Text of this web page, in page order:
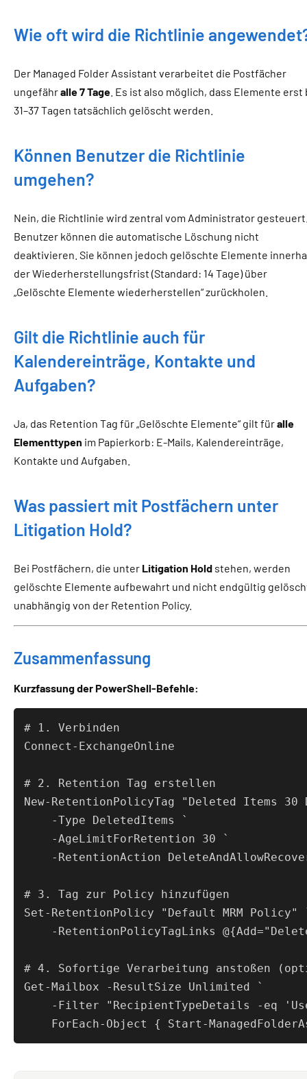
Wie oft wird die Richtlinie
Der Managed Folder Assistant verarbeitet die Postfächer
ungefähralle 7 Tage . Es ist also möglich, dass Elemente erst
31–37 Tagen tatsächlich gelöscht werden.
Können Benutzer die Richtlinie
umgehen?
Nein, die Richtlinie wird zentral vom Administrator
Benutzer können die automatische Löschung nicht
deaktivieren. Sie können jedoch gelöschte Elemente
der Wiederherstellungsfrist (Standard: 14 Tage) über
„Gelöschte Elemente wiederherstellen“ zurückholen.
Gilt die Richtlinie auch für
Kalendereinträge, Kontakte und
Aufgaben?
Ja, das Retention Tag für „Gelöschte Elemente“ gilt füralle
Elementtypen im Papierkorb: E-Mails, Kalendereinträge,
Kontakte und Aufgaben.
Was passiert mit Postfächern unter
Litigation Hold?
Bei Postfächern, die unter Litigation Hold stehen, werden
gelöschte Elemente aufbewahrt und nicht endgültig
unabhängig von der Retention Policy.
Zusammenfassung
Kurzfassung der PowerShell-Befehle:
# 1. Verbinden
Connect-ExchangeOnline
# 2. Retention Tag erstellen
New-RetentionPolicyTag "Deleted Items 30
    -Type DeletedItems `
    -AgeLimitForRetention 30 `
-RetentionAction
# 3. Tag zur Policy hinzufügen
Set-RetentionPolicy "Default MRM Policy"
-RetentionPolicyTagLinks
# 4. Sofortige Verarbeitung anstoßen
Get-Mailbox -ResultSize Unlimited `
-Filter "RecipientTypeDetails -eq